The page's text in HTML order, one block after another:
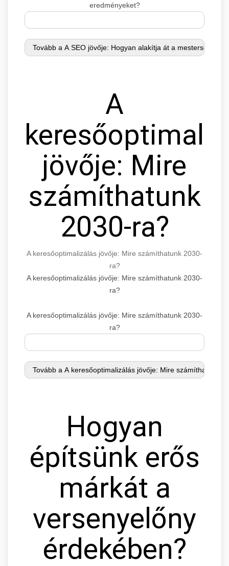
eredményeket?
A
jövője: Mire
számíthatunk
2030-ra?
A keresőoptimalizálás jövője: Mire számíthatunk 2030-
ra?
A keresőoptimalizálás jövője: Mire számíthatunk 2030-
ra?
A keresőoptimalizálás jövője: Mire számíthatunk 2030-
ra?
Hogyan
építsünk erős
márkát a
versenyelőny
érdekében?